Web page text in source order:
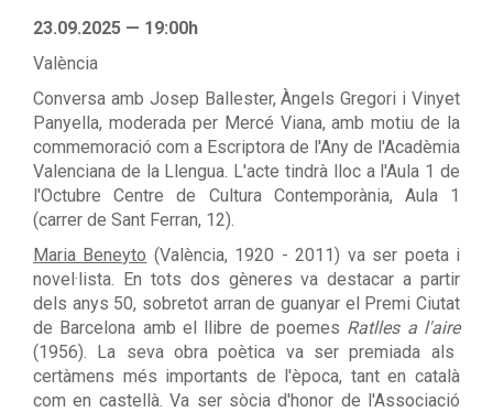
23.09.2025 — 19:00h
València
Conversa amb Josep Ballester, Àngels Gregori i Vinyet
Panyella, moderada per Mercé Viana, amb motiu de la
commemoració com a Escriptora de l'Any de l'Acadèmia
Valenciana de la Llengua. L'acte tindrà lloc a l'Aula 1 de
l'Octubre Centre de Cultura Contemporània, Aula 1
(carrer de Sant Ferran, 12).
Maria Beneyto (València, 1920 - 2011) va ser poeta i
novel·lista. En tots dos gèneres va destacar a partir
dels anys 50, sobretot arran de guanyar el Premi Ciutat
de Barcelona amb el llibre de poemes Ratlles a l'aire
(1956). La seva obra poètica va ser premiada als
certàmens més importants de l'època, tant en català
com en castellà. Va ser sòcia d'honor de l'Associació